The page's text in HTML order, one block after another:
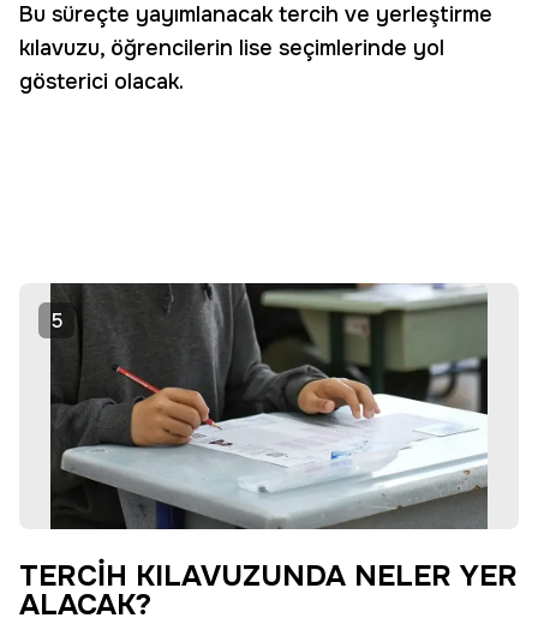
Bu süreçte yayımlanacak tercih ve yerleştirme
kılavuzu, öğrencilerin lise seçimlerinde yol
gösterici olacak.
5
TERCİH KILAVUZUNDA NELER YER
ALACAK?